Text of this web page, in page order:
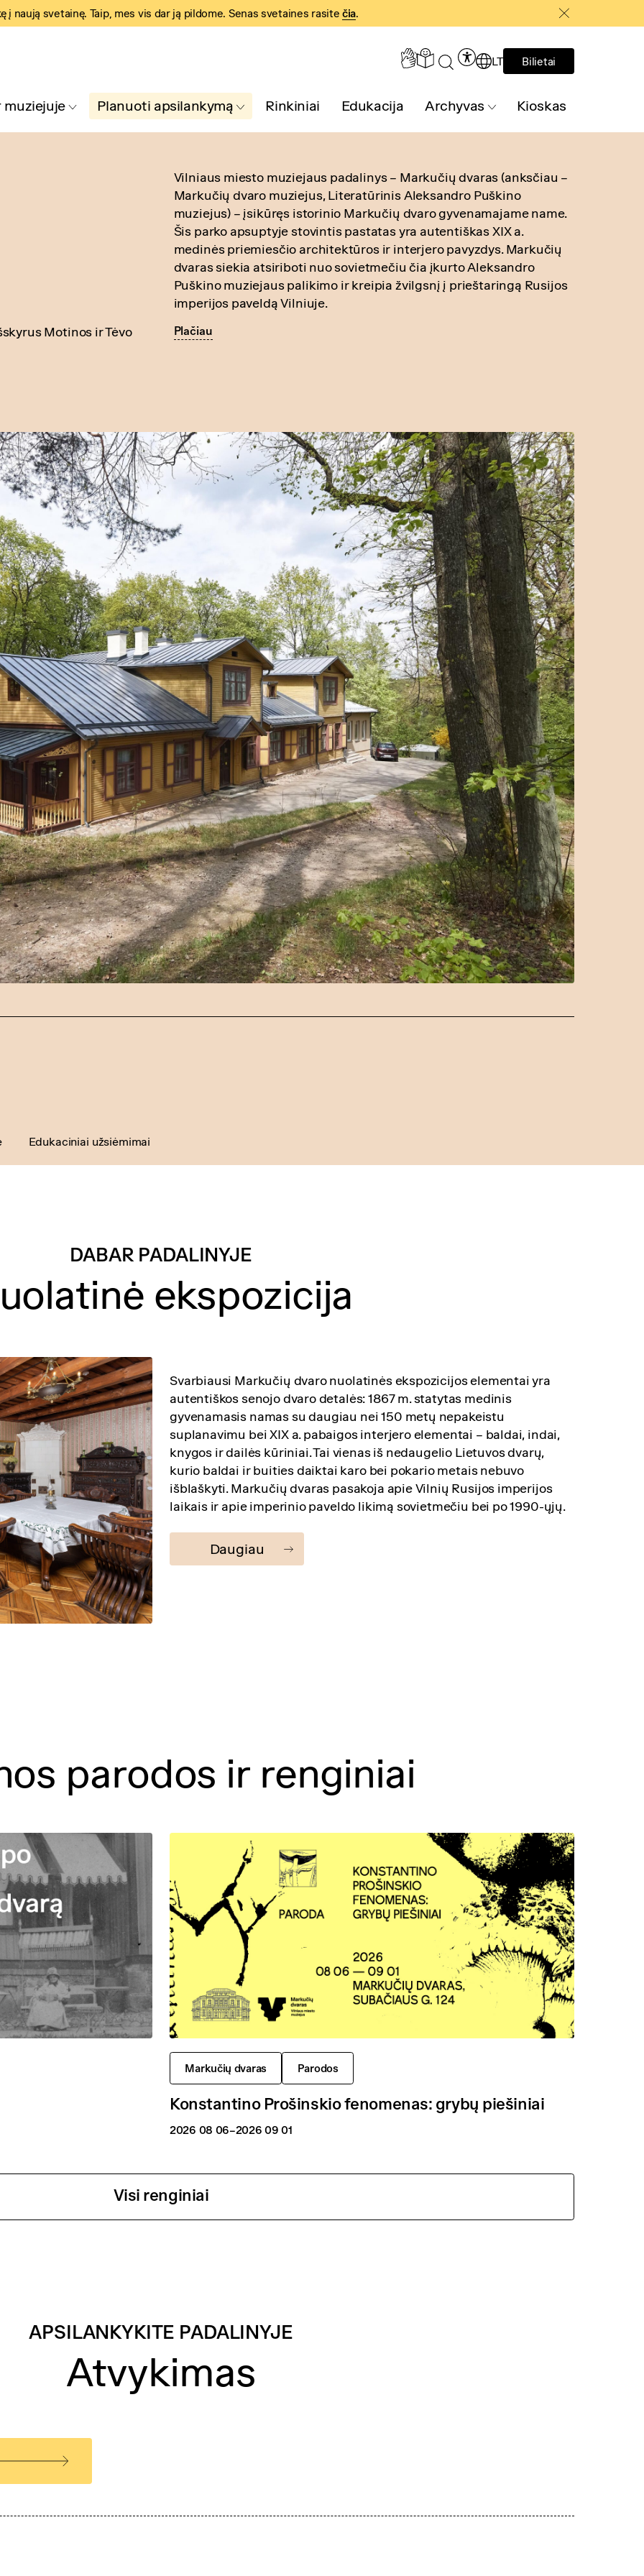
į naują svetainę. Taip, mes vis dar ją pildome. Senas svetaines rasitečia.
LT Bilietai
muziejuje Planuoti apsilankymą Rinkiniai Edukacija Archyvas Kioskas
Motinos ir Tėvo
Vilniaus miesto muziejaus padalinys – Markučių dvaras (anksčiau –
Markučių dvaro muziejus, Literatūrinis Aleksandro Puškino
muziejus) – įsikūręs istorinio Markučių dvaro gyvenamajame name.
Šis parko apsuptyje stovintis pastatas yra autentiškas XIX a.
medinės priemiesčio architektūros ir interjero pavyzdys. Markučių
dvaras siekia atsiriboti nuo sovietmečiu čia įkurto Aleksandro
Puškino muziejaus palikimo ir kreipia žvilgsnį į prieštaringą Rusijos
imperijos paveldą Vilniuje.
Plačiau
Edukaciniai užsiėmimai
DABAR PADALINYJE
ekspozicija
Svarbiausi Markučių dvaro nuolatinės ekspozicijos elementai yra
autentiškos senojo dvaro detalės: 1867 m. statytas medinis
gyvenamasis namas su daugiau nei 150 metų nepakeistu
suplanavimu bei XIX a. pabaigos interjero elementai – baldai, indai,
knygos ir dailės kūriniai. Tai vienas iš nedaugelio Lietuvos dvarų,
kurio baldai ir buities daiktai karo bei pokario metais nebuvo
išblaškyti. Markučių dvaras pasakoja apie Vilnių Rusijos imperijos
laikais ir apie imperinio paveldo likimą sovietmečiu bei po 1990-ųjų.
Daugiau
parodos ir renginiai
Markučių dvaras Parodos
Konstantino Prošinskio fenomenas: grybų piešiniai
2026 08 06–2026 09 01
Visi renginiai
APSILANKYKITE PADALINYJE
Atvykimas